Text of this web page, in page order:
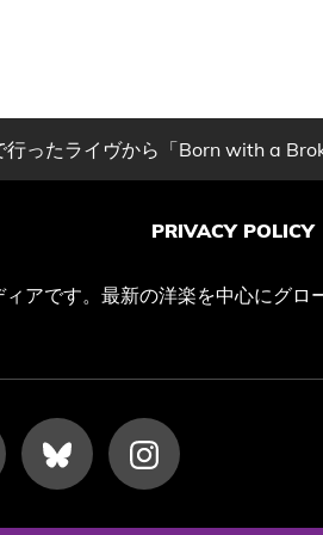
行ったライヴから「Born with a
PRIVACY POLICY
アです。最新の洋楽を中心にグ